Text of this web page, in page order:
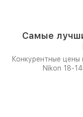
Самые
Конкурентные цены
Nikon 18-